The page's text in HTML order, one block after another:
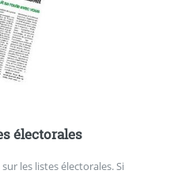
électorales
les listes électorales. Si